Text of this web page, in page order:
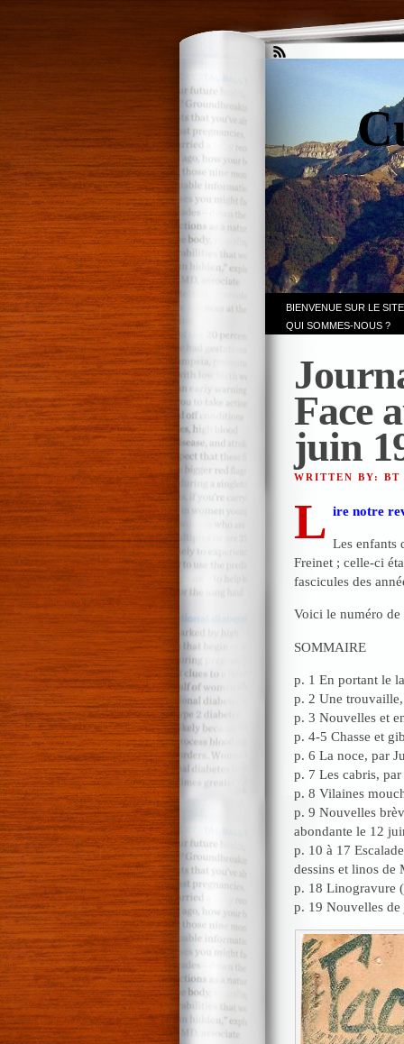
BIENVENUE SUR LE
QUI SOMMES-NOUS ?
Face
juin
WRITTEN BY: BT
L ire notre
Les enfants
Freinet ; celle-ci
fascicules des
Voici le numéro
SOMMAIRE
p. 1 En portant le
p. 2 Une
p. 3 Nouvelles et
p. 4-5 Chasse et
p. 6 La noce, par
p. 7 Les cabris,
p. 8 Vilaines
p. 9 Nouvelles
abondante le 12
p. 10 à 17
dessins et linos de
p. 18 Linogravure
p. 19 Nouvelles